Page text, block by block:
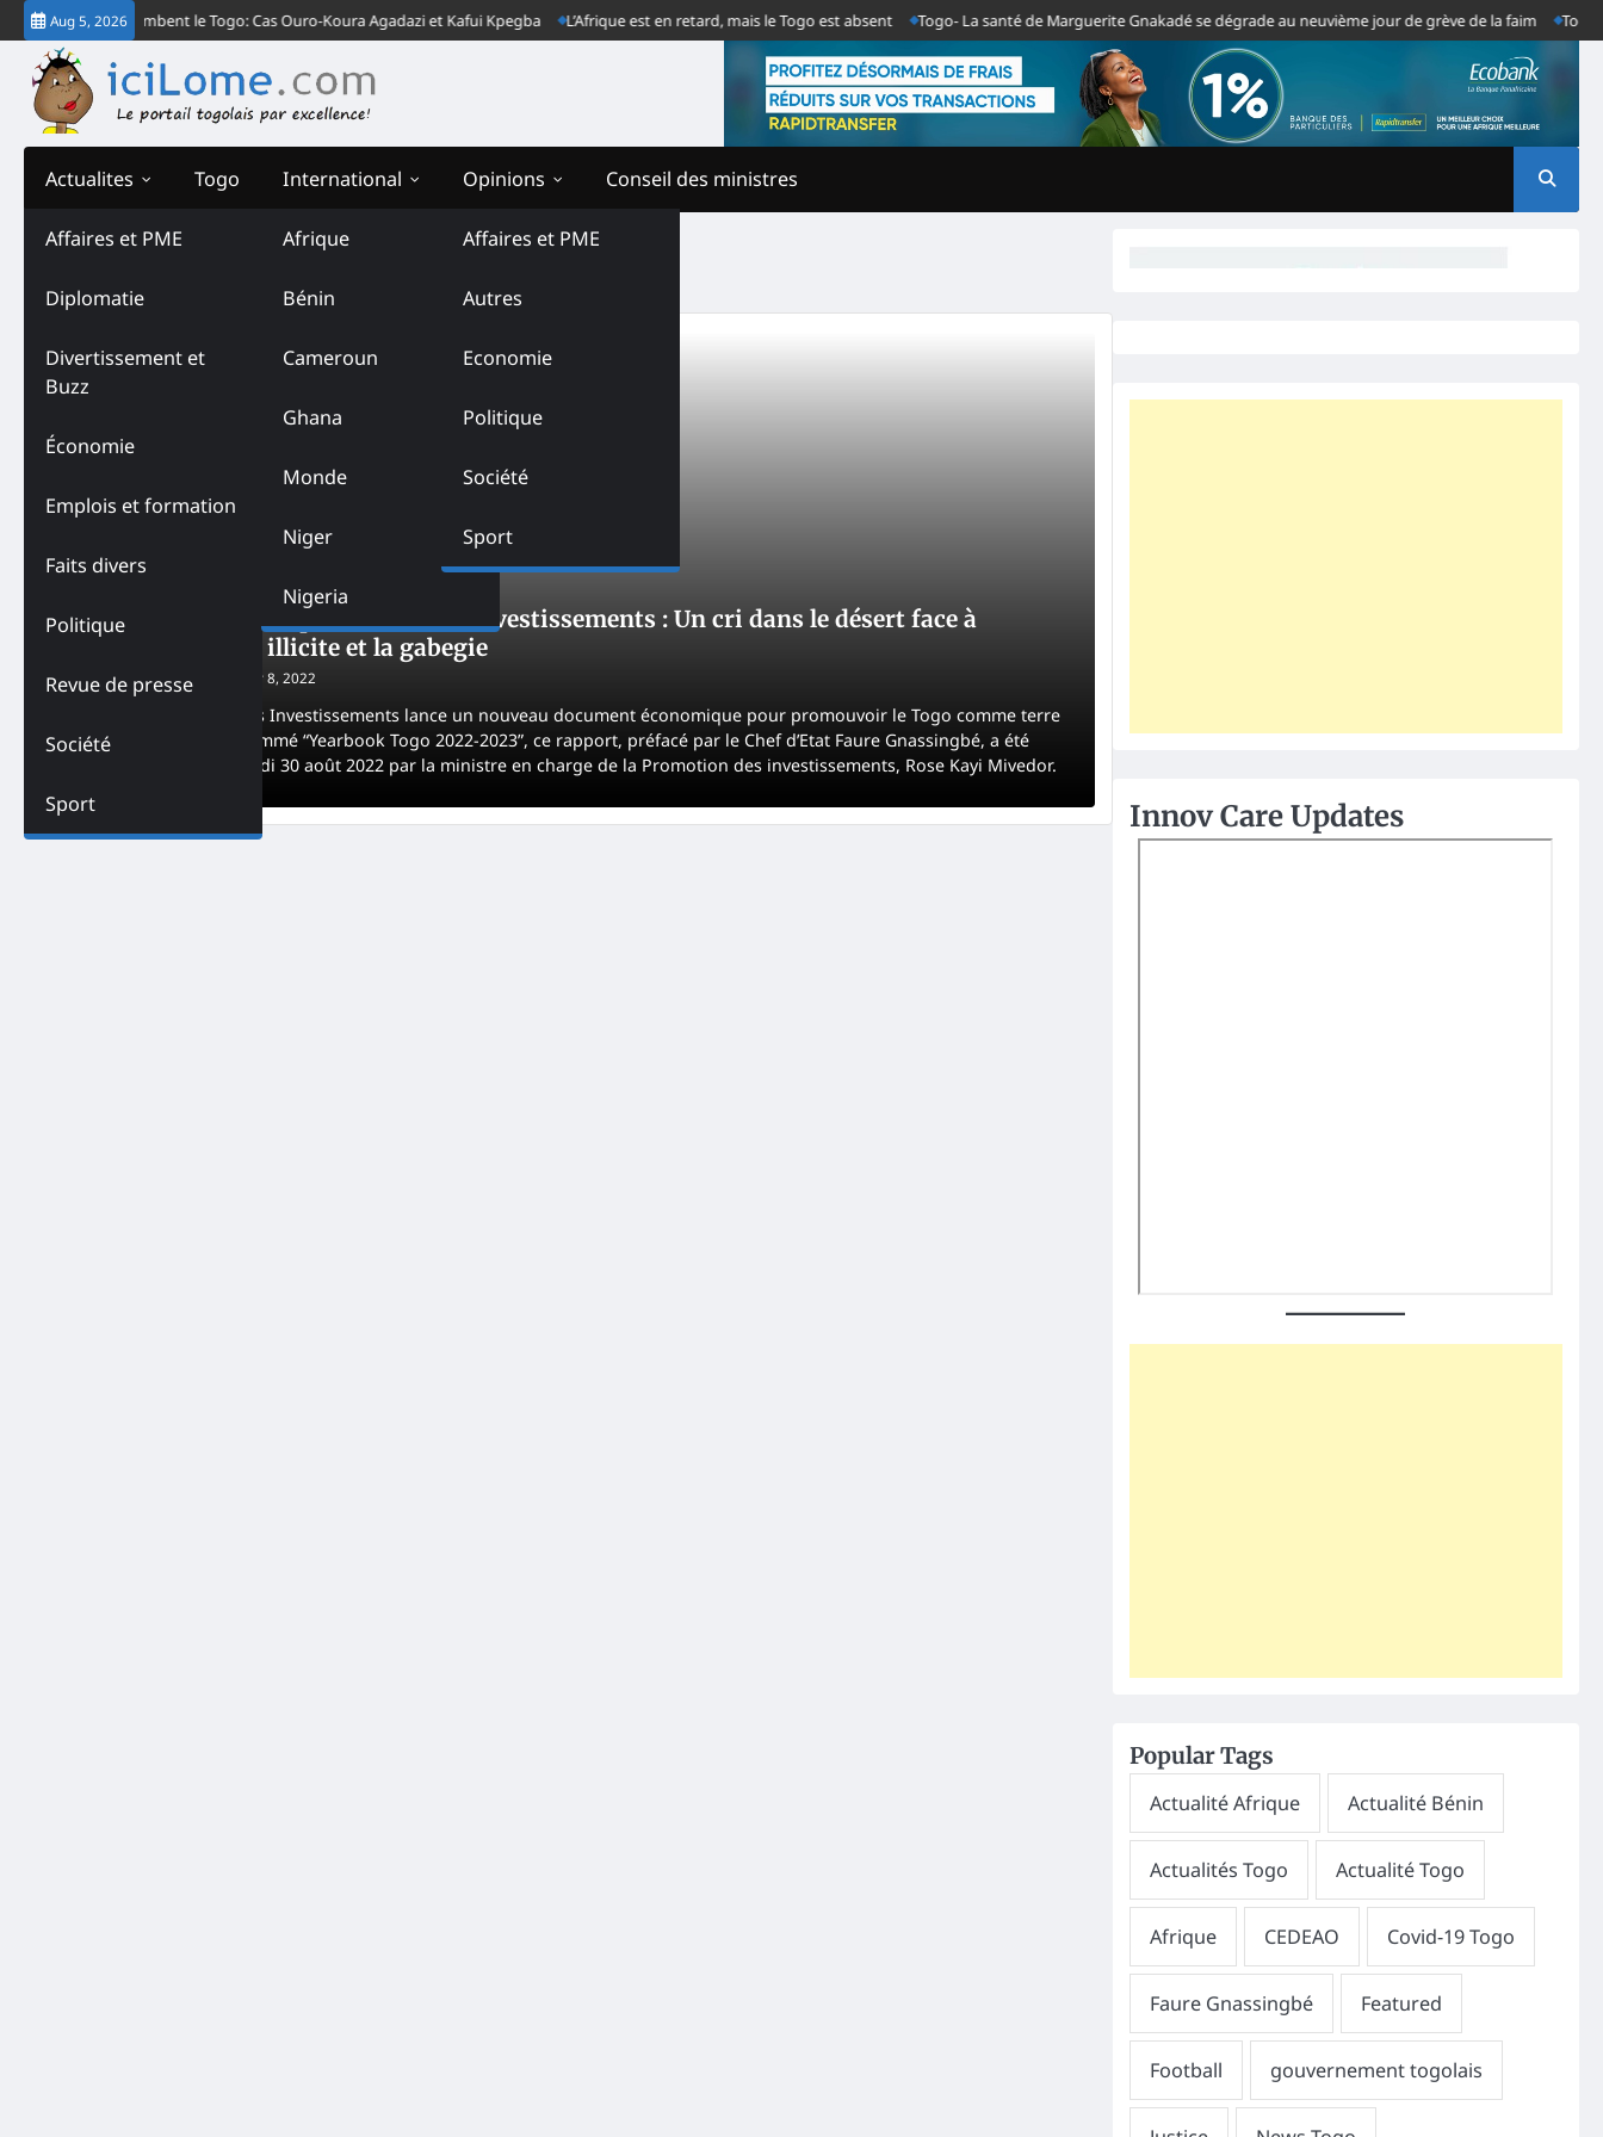
Skip
to
content
Aug 5, 2026
» Plombent le Togo: Cas Ouro-Koura Agadazi et Kafui Kpegba L’Afrique est en retard, mais le Togo est absent Togo- La santé de Marguerite Gnakadé se dégrade au neuvième jour de grève de la faim Togo-
Actualites
Affaires et PME
Diplomatie
Divertissement et
Buzz
Économie
Emplois et formation
Faits divers
Politique
Revue de presse
Société
Sport
Togo International
Afrique
Bénin
Cameroun
Ghana
Monde
Niger
Nigeria
Opinions
Affaires et PME
Autres
Economie
Politique
Société
Sport
Conseil des ministres
Tag:Yearbook 2022-2023
SOCIÉTÉ TOGO
Togo-Yearbook et la promotion des investissements : Un cri dans le désert face à
l’enrichissement illicite et la gabegie
Godfrey AKPA September 8, 2022
Le ministère chargé des Investissements lance un nouveau document économique pour promouvoir le Togo comme terre
d’investissement. Dénommé “Yearbook Togo 2022-2023”, ce rapport, préfacé par le Chef d’Etat Faure Gnassingbé, a été
présenté au public mardi 30 août 2022 par la ministre en charge de la Promotion des investissements, Rose Kayi Mivedor.
Innov Care Updates
Popular Tags